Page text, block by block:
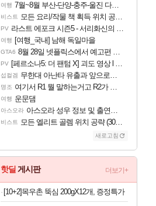
여행 7월~8월 부산-단양-충주-울진 다녀왔어요~
비스트 모든 요리/작물 책 획득 위치 공략 (36개) - 미식가 도전과제
PV 라스트 에포크 시즌5 - 서리화신의 분노 티저
여행 [여행_국내] 남해 독일마을
GTA6 8월 28일 넷플릭스에서 예고편 공개 예정
PV [페르소나5: 더 팬텀 X] 괴도 영상 l 타카마키 안·댄싱 스타
섭컬겜 무한대 아난타 유출과 앞으로의 예상 (루머)
명조 여기서 R1 뭘 말하는거고 R2가 뭘말하는걸까요?
여행 운문댐
아스오라 아스오라 성우 정보 및 출연작 모음
비스트 모든 엘리트 골렘 위치 공략 (30개) - 방랑 결투가
새로고침
핫딜 게시판 더보기+
[10+2]목우촌 뚝심 200gX12개, 증정특가